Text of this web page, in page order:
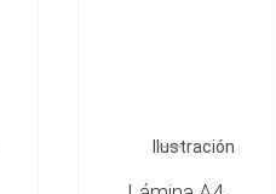
Ilustración